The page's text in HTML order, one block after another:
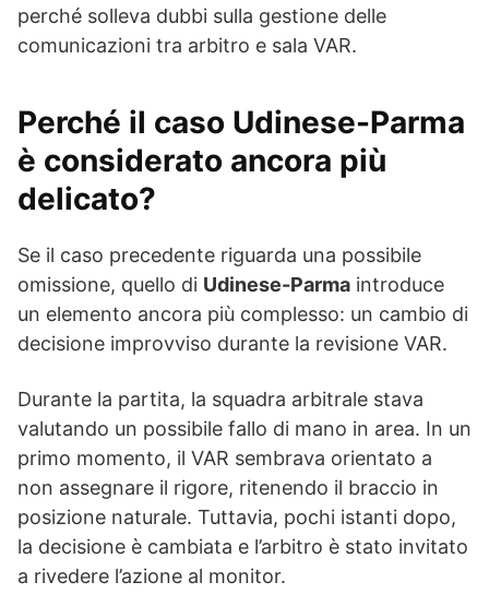
perché solleva dubbi sulla gestione delle
comunicazioni tra arbitro e sala VAR.
Perché il caso Udinese-Parma
è considerato ancora più
delicato?
Se il caso precedente riguarda una possibile
omissione, quello di Udinese-Parma introduce
un elemento ancora più complesso: un cambio di
decisione improvviso durante la revisione VAR.
Durante la partita, la squadra arbitrale stava
valutando un possibile fallo di mano in area. In un
primo momento, il VAR sembrava orientato a
non assegnare il rigore, ritenendo il braccio in
posizione naturale. Tuttavia, pochi istanti dopo,
la decisione è cambiata e l’arbitro è stato invitato
a rivedere l’azione al monitor.